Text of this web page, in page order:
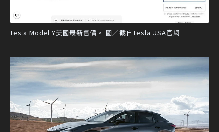
Tesla Model Y美國最新售價。 圖／截自Tesla USA官網